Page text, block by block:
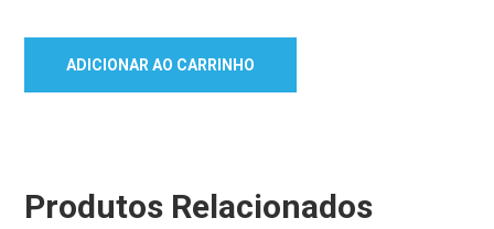
ADICIONAR AO CARRINHO
Produtos Relacionados